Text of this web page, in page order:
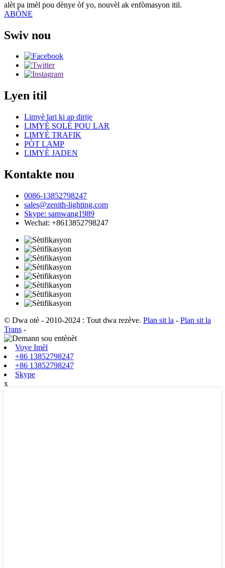
alèt pa imèl pou dènye òf yo, nouvèl ak enfòmasyon itil.
ABÒNE
Swiv nou
Lyen itil
Limyè lari ki ap dirije
LIMYÈ SOLÈ POU LAR
LIMYÈ TRAFIK
PÒT LAMP
LIMYÈ JADEN
Kontakte nou
0086-13852798247
sales@zenith-lighting.com
Skype: samwang1989
Wechat: +8613852798247
© Dwa otè - 2010-2024 : Tout dwa rezève. Plan sit la - Plan sit la
Trans -
Voye Imèl
+86 13852798247
+86 13852798247
Skype
x